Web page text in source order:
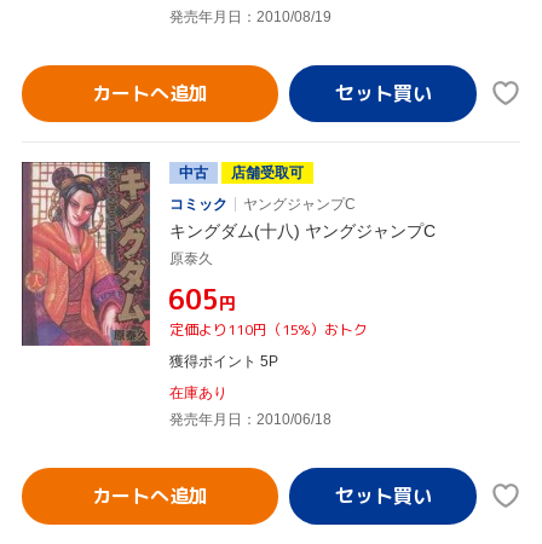
発売年月日：2010/08/19
カートへ追加
中古
店舗受取可
コミック
ヤングジャンプC
キングダム(十八) ヤングジャンプC
原泰久
¥605円
定価より110円（15%）おトク
獲得ポイント 5P
在庫あり
発売年月日：2010/06/18
カートへ追加